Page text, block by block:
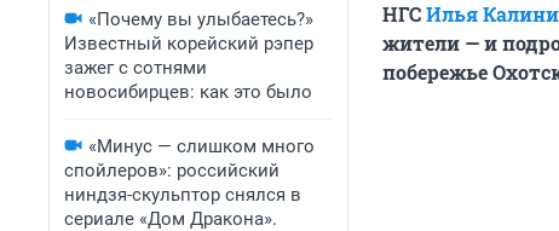
«Почему вы улыбаетесь?»
Известный корейский рэпер
зажег с сотнями
новосибирцев: как это было
«Минус — слишком много
спойлеров»: российский
ниндзя-скульптор снялся в
сериале «Дом Дракона».
НГСИлья
жители — и
побережье